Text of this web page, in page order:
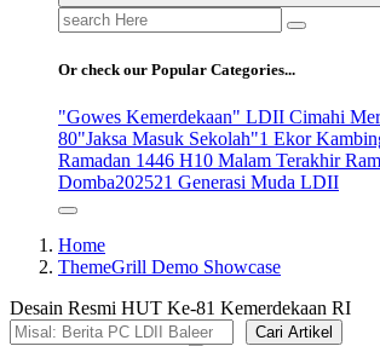
Search
for:
Or check our Popular Categories...
"Gowes Kemerdekaan" LDII Cimahi
80"Jaksa Masuk Sekolah"1 Ekor
Ramadan 1446 H10 Malam Terakhir
Domba202521 Generasi Muda LDII
Home
ThemeGrill Demo Showcase
Desain Resmi HUT Ke-81 Kemerdekaan RI
Cari Artikel